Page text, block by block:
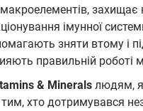
захищає
імунної
зняти втому і
правильній роботі
& Minerals людям,
хто дотримувався